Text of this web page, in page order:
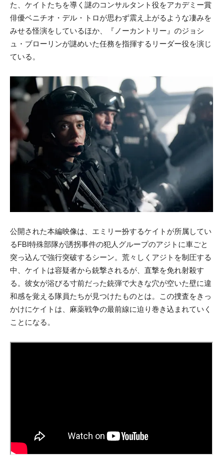
た、ケイトたちを導く謎のコンサルタント役をアカデミー賞
俳優ベニチオ・デル・トロが思わず震え上がるような凄みを
みせる怪演をしているほか、『ノーカントリー』のジョシ
ュ・ブローリンが謎めいた任務を指揮するリーダー役を演じ
ている。
公開された本編映像は、エミリー扮するケイトが所属してい
るFBI特殊部隊が誘拐事件の犯人グループのアジトに車ごと
突っ込んで強行突破するシーン。荒々しくアジトを制圧する
中、ケイトは容疑者から銃撃されるが、直撃を免れ射殺す
る。彼女が浴びる寸前だった銃弾で大きな穴が空いた壁に違
和感を覚える隊員たちが見つけたものとは。この捜査をきっ
かけにケイトは、麻薬戦争の最前線に迫り巻き込まれていく
ことになる。